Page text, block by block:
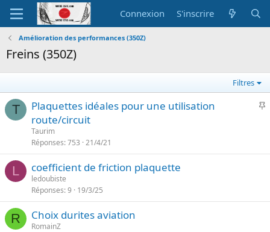
Connexion S'inscrire
Amélioration des performances (350Z)
Freins (350Z)
Filtres
T
I
r
t
Plaquettes idéales pour une utilisation
route/circuit
Taurim
Réponses 753 21/4/21
L coefficient de friction plaquette
ledoubiste
Réponses 9 19/3/25
R Choix durites aviation
RomainZ